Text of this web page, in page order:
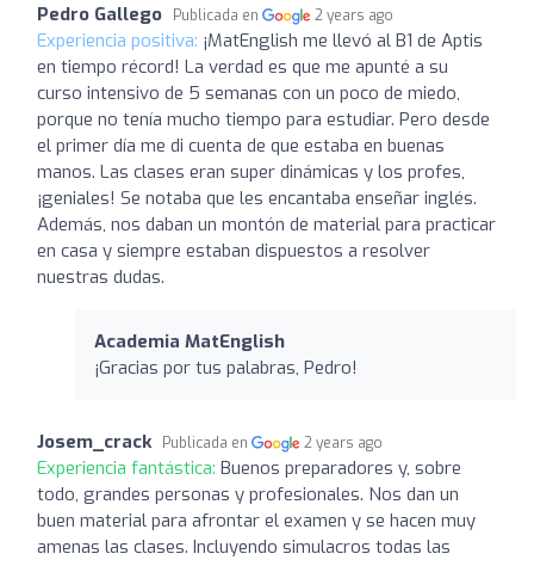
Pedro Gallego Publicada en 2 years ago
Experiencia positiva: ¡MatEnglish me llevó al B1 de Aptis
en tiempo récord! La verdad es que me apunté a su
curso intensivo de 5 semanas con un poco de miedo,
porque no tenía mucho tiempo para estudiar. Pero desde
el primer día me di cuenta de que estaba en buenas
manos. Las clases eran super dinámicas y los profes,
¡geniales! Se notaba que les encantaba enseñar inglés.
Además, nos daban un montón de material para practicar
en casa y siempre estaban dispuestos a resolver
nuestras dudas.
Academia MatEnglish
¡Gracias por tus palabras, Pedro!
Josem_crack Publicada en 2 years ago
Experiencia fantástica: Buenos preparadores y, sobre
todo, grandes personas y profesionales. Nos dan un
buen material para afrontar el examen y se hacen muy
amenas las clases. Incluyendo simulacros todas las